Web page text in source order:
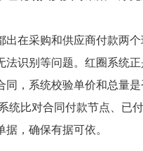
在采购和供应商付款两个
法识别等问题。红圈系统
同，系统校验单价和总量
统比对合同付款节点、已
，确保有据可依。